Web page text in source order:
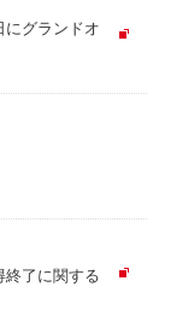
にグランドオ
終了に関する